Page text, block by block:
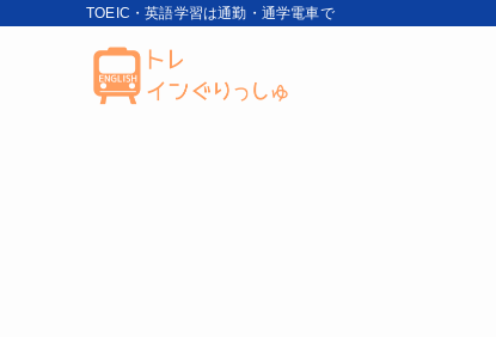
TOEIC・英語学習は通勤・通学電車で